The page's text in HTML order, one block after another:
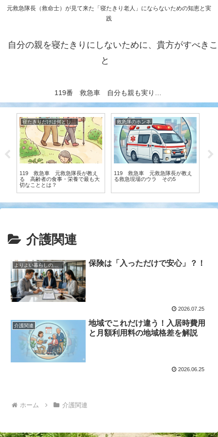
元救急隊長（救命士）が見て来た「寝たきり老人」にならないための知恵と実
践
自分の親を寝たきりにしないために、貴方がすべきこ
と
119番 救急車 自分も親も実りある老後を送る秘訣（元救急隊長執筆）
寝たきりだけは何としても避けたい！ 元救急隊長が伝授
119 救急車 元救急隊長が教え
る 高齢者の食事・栄養で最も大
切なこととは？
救急隊のホンネ
119 救急車 元救急隊長が教え
る救急現場のウラ その5
介護関連
よりよい暮らしのため 保険は「入っただけで安心」？！
2026.07.25
介護関連
地域でこれだけ違う！入居時費用
と月額利用料の地域格差を解説
2026.06.25
ホーム 介護関連